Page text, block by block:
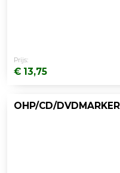
Prijs:
€ 13,75